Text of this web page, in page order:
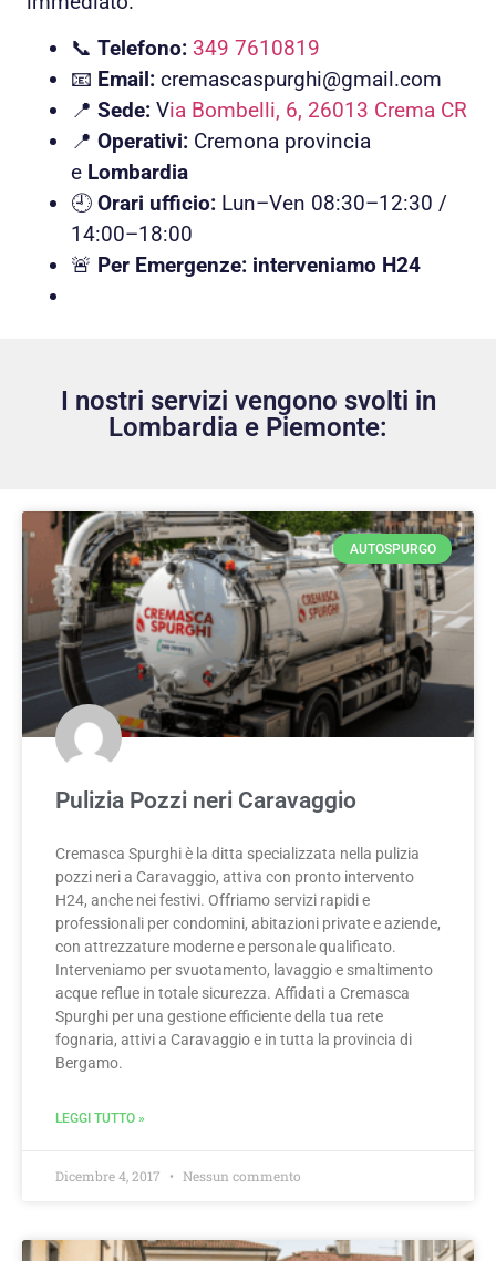
📞 Telefono: 349 7610819
📧 Email: cremascaspurghi@gmail.com
📍 Sede: Via Bombelli, 6, 26013 Crema CR
📍 Operativi: Cremona provincia
e Lombardia
🕘 Orari ufficio: Lun–Ven 08:30–12:30 /
14:00–18:00
🚨 Per Emergenze: interveniamo H24
I nostri servizi vengono svolti in
Lombardia e Piemonte:
AUTOSPURGO
Pulizia Pozzi neri Caravaggio
Cremasca Spurghi è la ditta specializzata nella pulizia
pozzi neri a Caravaggio, attiva con pronto intervento
H24, anche nei festivi. Offriamo servizi rapidi e
professionali per condomini, abitazioni private e aziende,
con attrezzature moderne e personale qualificato.
Interveniamo per svuotamento, lavaggio e smaltimento
acque reflue in totale sicurezza. Affidati a Cremasca
Spurghi per una gestione efficiente della tua rete
fognaria, attivi a Caravaggio e in tutta la provincia di
Bergamo.
LEGGI TUTTO »
Dicembre 4, 2017 Nessun commento